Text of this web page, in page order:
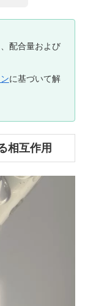
配合量および
に基づいて解
相互作用